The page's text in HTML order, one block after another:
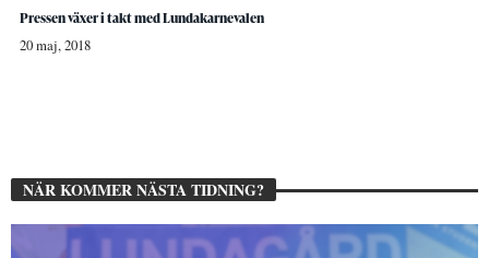
Pressen växer i takt med Lundakarnevalen
20 maj, 2018
NÄR KOMMER NÄSTA TIDNING?